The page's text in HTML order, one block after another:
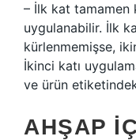
– İlk kat tamamen
uygulanabilir. İlk
kürlenmemişse,
İkinci katı
ve ürün
AHŞAP